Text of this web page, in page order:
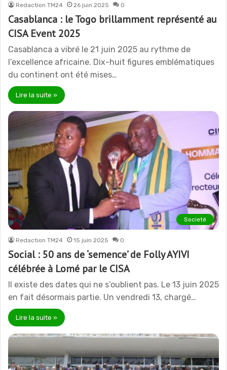
Redaction TM24 26 juin 2025 0
Casablanca : le Togo brillamment représenté au
CISA Event 2025
Casablanca a vibré le 21 juin 2025 au rythme de
l’excellence africaine. Dix-huit figures emblématiques
du continent ont été mises…
Lire la suite »
Societé
Redaction TM24 15 juin 2025 0
Social : 50 ans de ‘semence’ de Folly AYIVI
célébrée à Lomé par le CISA
Il existe des dates qui ne s’oublient pas. Le 13 juin 2025
en fait désormais partie. Un vendredi 13, chargé…
Lire la suite »